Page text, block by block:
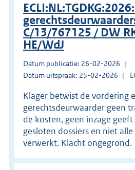
C/13/767125 / DW
HE/WdJ
Datum publicatie: 26-02-2026
Datum uitspraak: 25-02-2026
Klager betwist de vordering
gerechtsdeurwaarder geen
de kosten, geen inzage
gesloten dossiers en niet
verwerkt. Klacht ongegrond.